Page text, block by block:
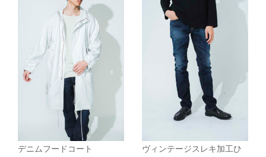
デニムフードコート
ヴィンテージスレキ加工ひ